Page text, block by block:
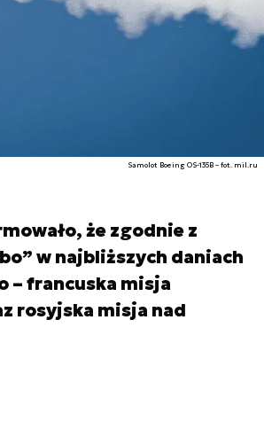
Samolot Boeing OS-135B – fot. mil.ru
że zgodnie z
w najbliższych daniach
– francuska misja
rosyjska misja nad